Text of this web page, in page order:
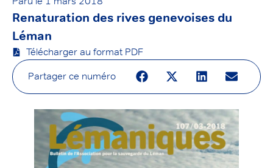
Renaturation des rives genevoises du
Léman
Télécharger au format PDF
Partager ce numéro